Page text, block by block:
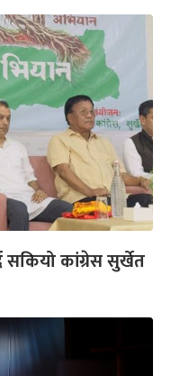
सकियो कांग्रेस सुर्खेत